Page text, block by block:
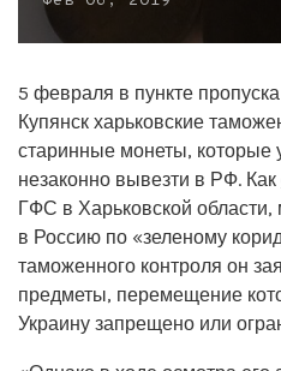
5 февраля в пункте
Купянск харьковские
старинные монеты, которые
незаконно вывезти в РФ. Как
ГФС в Харьковской
в Россию по «зеленому
таможенного контроля он
предметы, перемещение
Украину запрещено или